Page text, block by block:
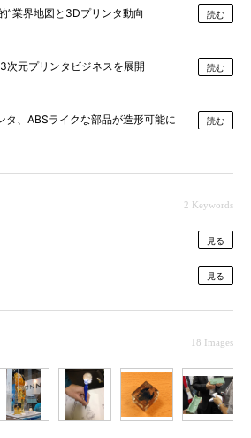
”業界地図と3Dプリンタ動向 読む
次元プリンタビジネスを展開 読む
タ、ABSライクな部品が造形可能に 読む
2 Keywords
見る
見る
18 Images